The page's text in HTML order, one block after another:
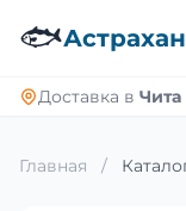
🐟
Доставка в Чита
Главная /